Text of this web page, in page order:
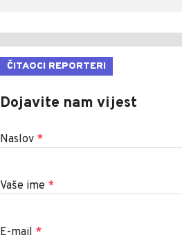
ČITAOCI REPORTERI
Dojavite nam vijest
Naslov *
Vaše ime *
E-mail *